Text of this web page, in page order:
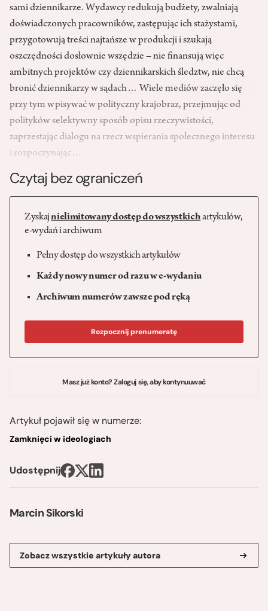
Marcin Sikorski
Zobacz wszystkie artykuły autora
sami dziennikarze. Wydawcy redukują budżety, zwalniają
doświadczonych pracowników, zastępując ich stażystami,
przygotowują treści najtańsze w produkcji i szukają
oszczędności dosłownie wszędzie – nie finansują więc
ambitnych projektów czy dziennikarskich śledztw, nie chcą
bronić dziennikarzy w sądach… Wiele mediów zaczęło się
przy tym wpisywać w polityczny krajobraz, przejmując od
polityków selektywny sposób opisu rzeczywistości,
zaprzestając dialogu na rzecz wspierania społecznego interesu
i rozpoczynając…
Czytaj bez ograniczeń
Zyskajnielimitowany dostęp do wszystkichartykułów,
e-wydań i archiwum
Pełny dostęp do wszystkich artykułów
Każdy nowy numer od razu w e-wydaniu
Archiwum numerów zawsze pod ręką
Rozpocznij prenumeratę
Masz już konto? Zaloguj się, aby kontynuuwać
Artykuł pojawił się w numerze:
Zamknięci w ideologiach
Udostępnij